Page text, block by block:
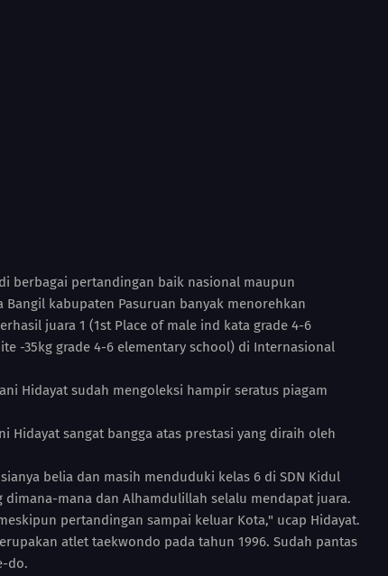
berbagai pertandingan baik nasional maupun
kabupaten Pasuruan banyak menorehkan
juara 1 (1st Place of male ind kata grade 4-6
-35kg grade 4-6 elementary school) di Internasional
Hidayat sudah mengoleksi hampir seratus piagam
Hidayat sangat bangga atas prestasi yang diraih oleh
belia dan masih menduduki kelas 6 di SDN Kidul
mana dan Alhamdulillah selalu mendapat juara.
pertandingan sampai keluar Kota," ucap Hidayat.
atlet taekwondo pada tahun 1996. Sudah pantas
do.